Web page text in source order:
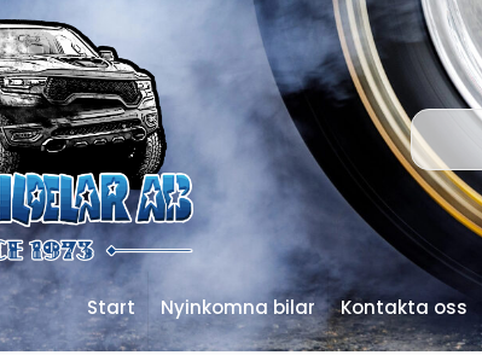
Start Nyinkomna bilar Kontakta oss